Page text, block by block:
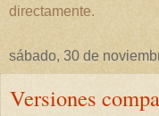
directamente.
sábado, 30 de
Versiones